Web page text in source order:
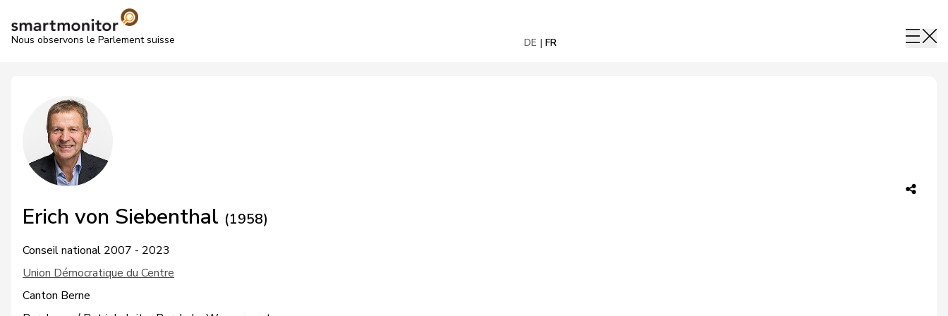
Nous observons le Parlement suisse DE FR
Erich von Siebenthal (1958)
Conseil national 2007 - 2023
Union Démocratique du Centre
Canton Berne